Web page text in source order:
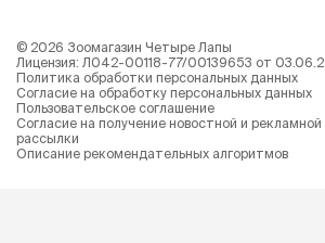
© 2026 Зоомагазин Четыре Лапы
Лицензия: Л042-00118-77/00139653 от
Политика обработки персональных данных
Согласие на обработку персональных данных
Пользовательское соглашение
Согласие на получение новостной и рекламной
рассылки
Описание рекомендательных алгоритмов